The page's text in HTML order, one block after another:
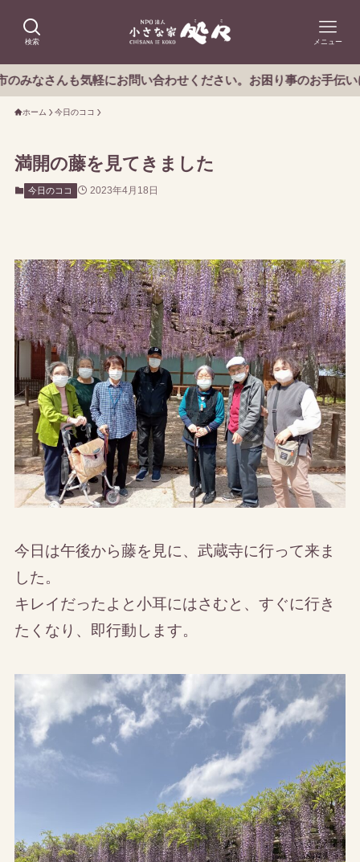
検索 メニュー
んも気軽にお問い合わせください。お困り事のお手伝いにうか
ホーム 今日のココ
満開の藤を見てきました
今日のココ 2023年4月18日
今日は午後から藤を見に、武蔵寺に行って来ま
した。
キレイだったよと小耳にはさむと、すぐに行き
たくなり、即行動します。